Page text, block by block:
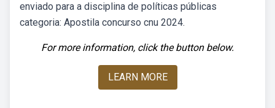
enviado para a disciplina de políticas públicas
categoria: Apostila concurso cnu 2024.
For more information, click the button below.
LEARN MORE